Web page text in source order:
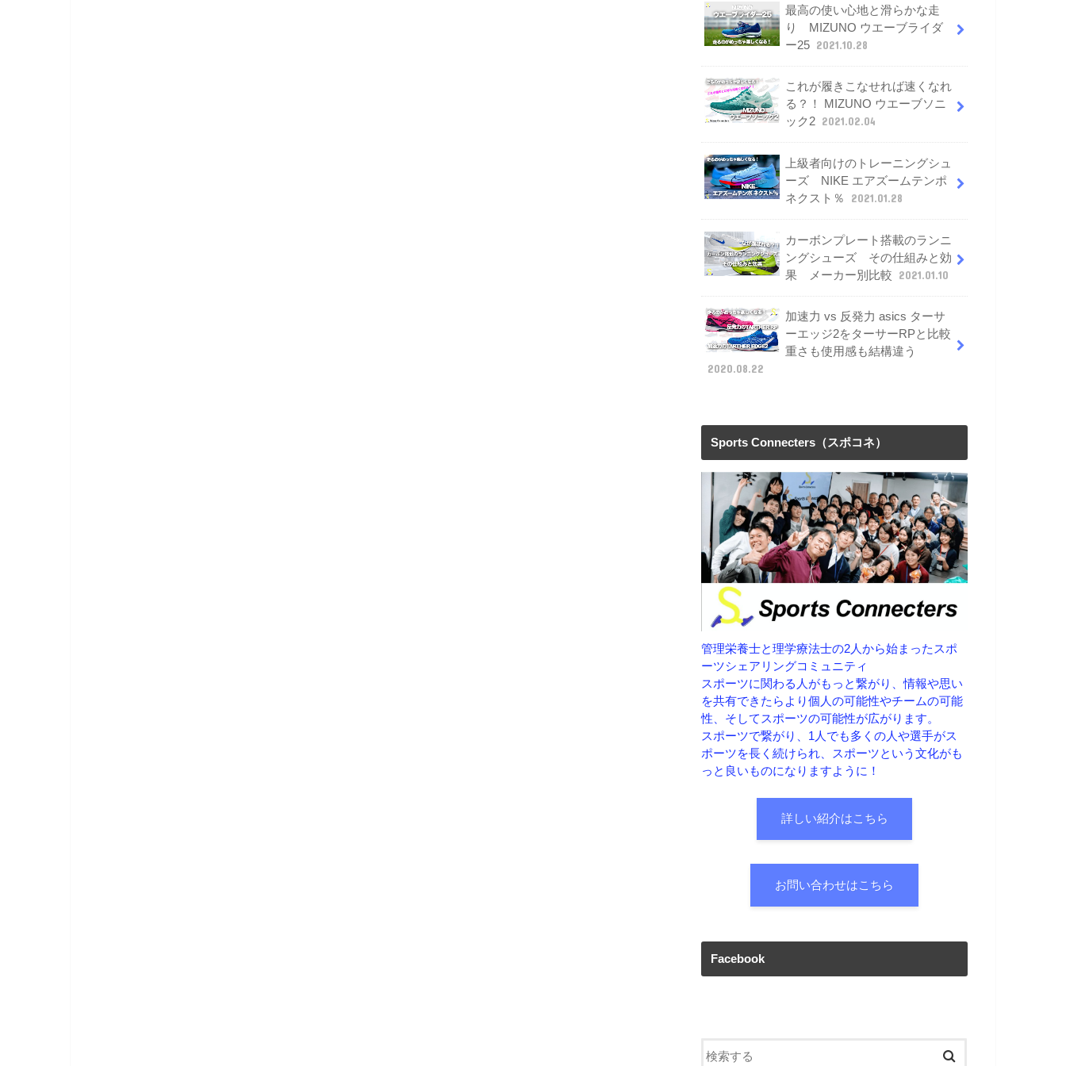
最高の使い心地と滑らかな走
り MIZUNO ウエーブライダ
ー25 2021.10.28
これが履きこなせれば速くなれ
る？！ MIZUNO ウエーブソニ
ック2 2021.02.04
上級者向けのトレーニングシュ
ーズ NIKE エアズームテンポ
ネクスト％
2021.01.28
カーボンプレート搭載のランニ
ングシューズ その仕組みと効
果 メーカー別比較
2021.01.10
加速力 vs 反発力 asics ターサ
ーエッジ2をターサーRPと比較
重さも使用感も結構違う
2020.08.22
Sports Connecters（スポコネ）
管理栄養士と理学療法士の2人から始まったスポ
ーツシェアリングコミュニティ
スポーツに関わる人がもっと繋がり、情報や思い
を共有できたらより個人の可能性やチームの可能
性、そしてスポーツの可能性が広がります。
スポーツで繋がり、1人でも多くの人や選手がス
ポーツを長く続けられ、スポーツという文化がも
っと良いものになりますように！
詳しい紹介はこちら
お問い合わせはこちら
Facebook